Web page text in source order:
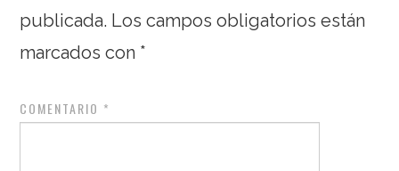
publicada. Los campos obligatorios están
marcados con *
COMENTARIO *